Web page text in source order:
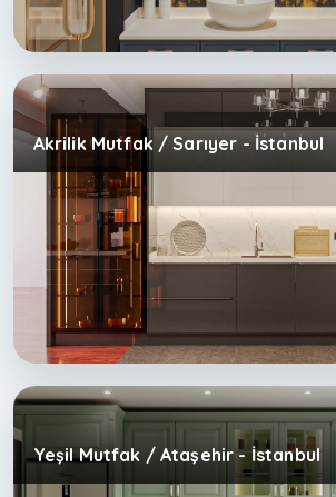
Akrilik Mutfak / Sarıyer - İstanbul
Yeşil Mutfak / Ataşehir - İstanbul